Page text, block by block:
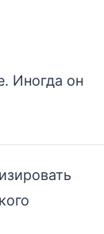
Иногда он